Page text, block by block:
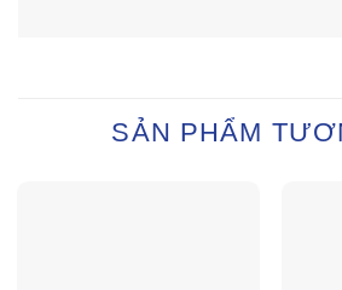
SẢN PHẨM